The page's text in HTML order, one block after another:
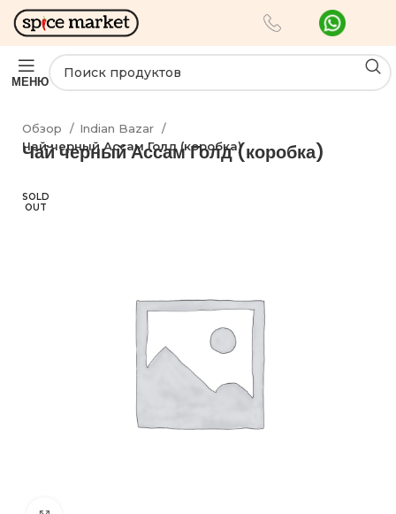
МЕНЮ
Обзор
Indian Bazar
Чай черный Ассам Голд (коробка)
Чай черный Ассам Голд (коробка)
SOLD
OUT